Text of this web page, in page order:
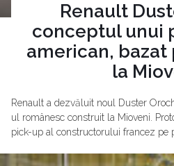
Renault
conceptul unui
american, bazat
la
Renault a dezvăluit noul Duster
ul românesc construit la Mioveni.
pick-up al constructorului francez pe